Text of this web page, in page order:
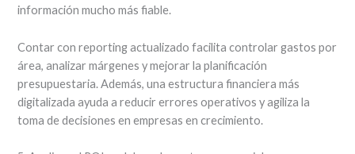
información mucho más fiable.
Contar con reporting actualizado facilita controlar gastos por
área, analizar márgenes y mejorar la planificación
presupuestaria. Además, una estructura financiera más
digitalizada ayuda a reducir errores operativos y agiliza la
toma de decisiones en empresas en crecimiento.